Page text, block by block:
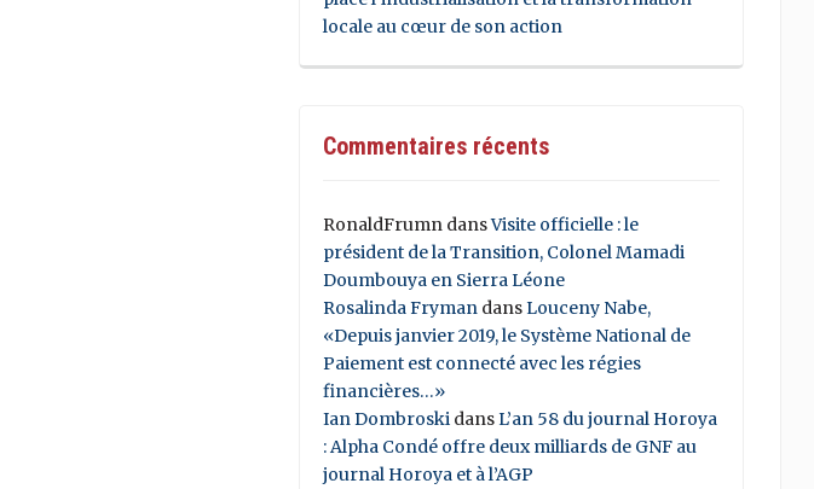
locale au cœur de son action
Commentaires récents
RonaldFrumndansVisite officielle : le
président de la Transition, Colonel Mamadi
Doumbouya en Sierra Léone
Rosalinda FrymandansLouceny Nabe,
«Depuis janvier 2019, le Système National de
Paiement est connecté avec les régies
financières…»
Ian DombroskidansL’an 58 du journal Horoya
: Alpha Condé offre deux milliards de GNF au
journal Horoya et à l’AGP